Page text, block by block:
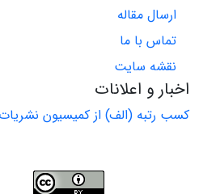
ارسال مقاله
تماس با ما
نقشه سایت
اخبار و اعلانات
کسب رتبه (الف) از کمیسیون نشریات